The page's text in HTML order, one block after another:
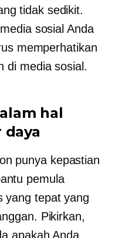
tidak sedikit.
sosial Anda
memperhatikan
di media sosial.
hal
punya kepastian
pemula
yang tepat yang
Pikirkan,
apakah Anda